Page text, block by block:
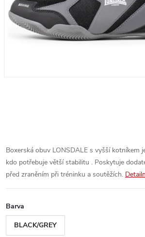
Boxerská obuv LONSDALE s vyšší kotníkem
kdo potřebuje větší stabilitu . Poskytuje
před zraněním při tréninku a soutěžích.
Barva
BLACK/GREY